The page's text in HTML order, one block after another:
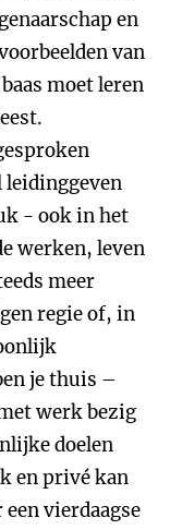
en
van
moet leren
leidinggeven
- ook in het
werken, leven
meer
regie of, in
je thuis –
werk bezig
doelen
en privé kan
vierdaagse